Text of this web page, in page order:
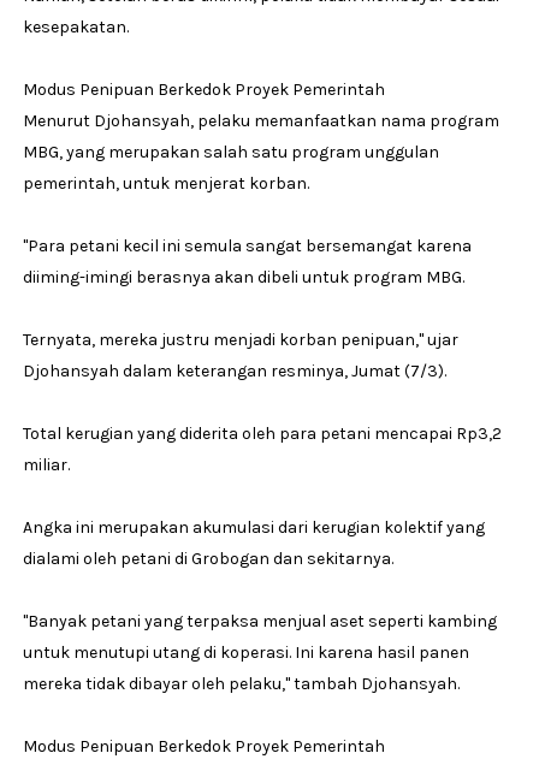
kesepakatan.
Modus Penipuan Berkedok Proyek Pemerintah
Menurut Djohansyah, pelaku memanfaatkan nama program
MBG, yang merupakan salah satu program unggulan
pemerintah, untuk menjerat korban.
"Para petani kecil ini semula sangat bersemangat karena
diiming-imingi berasnya akan dibeli untuk program MBG.
Ternyata, mereka justru menjadi korban penipuan," ujar
Djohansyah dalam keterangan resminya, Jumat (7/3).
Total kerugian yang diderita oleh para petani mencapai Rp3,2
miliar.
Angka ini merupakan akumulasi dari kerugian kolektif yang
dialami oleh petani di Grobogan dan sekitarnya.
"Banyak petani yang terpaksa menjual aset seperti kambing
untuk menutupi utang di koperasi. Ini karena hasil panen
mereka tidak dibayar oleh pelaku," tambah Djohansyah.
Modus Penipuan Berkedok Proyek Pemerintah